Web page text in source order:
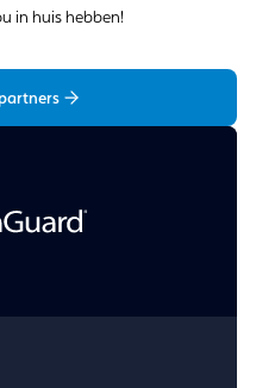
in huis hebben!